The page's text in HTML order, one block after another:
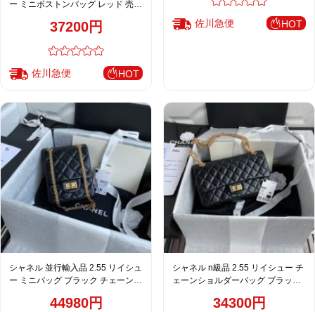
ー ミニボストンバッグ レッド 売れ
37200円
佐川急便 HOT
佐川急便 HOT
シャネル 並行輸入品 2.55 リイシュ
ー ミニバッグ ブラック チェーンシ
44980円
シャネル n級品 2.55 リイシュー チ
ェーンショルダーバッグ ブラック
34300円